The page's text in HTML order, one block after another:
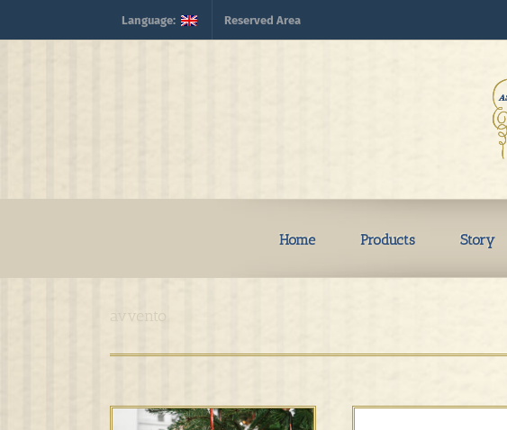
content
Language: Reserved Area
Home Products Story
avvento